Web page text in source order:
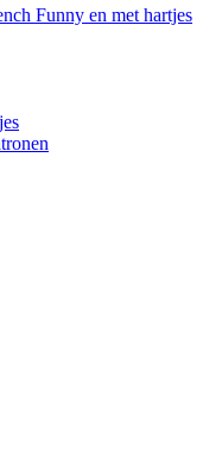
Funny en met hartjes